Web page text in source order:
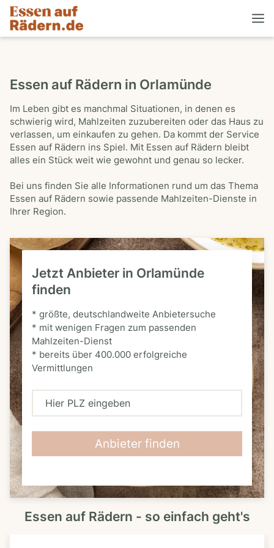
Essen auf Rädern in Orlamünde
Im Leben gibt es manchmal Situationen, in denen es
schwierig wird, Mahlzeiten zuzubereiten oder das Haus zu
verlassen, um einkaufen zu gehen. Da kommt der Service
Essen auf Rädern ins Spiel. Mit Essen auf Rädern bleibt
alles ein Stück weit wie gewohnt und genau so lecker.
Bei uns finden Sie alle Informationen rund um das Thema
Essen auf Rädern sowie passende Mahlzeiten-Dienste in
Ihrer Region.
Jetzt Anbieter in Orlamünde
finden
* größte, deutschlandweite Anbietersuche
* mit wenigen Fragen zum passenden
Mahlzeiten-Dienst
* bereits über 400.000 erfolgreiche
Vermittlungen
H
L
Z
Anbieter finden
Essen auf Rädern - so einfach geht's